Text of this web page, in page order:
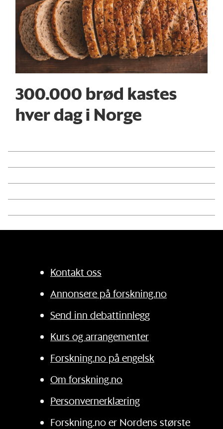
300.000 brød kastes
hver dag i Norge
Kontakt oss
Annonsere på forskning.no
Send inn debattinnlegg
Kurs og arrangementer
Forskning.no på engelsk
Om forskning.no
Personvernerklæring
Forskning.no er Nordens største